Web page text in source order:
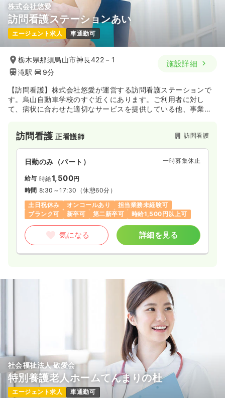
株式会社悠愛
訪問看護ステーションあい
エージェント求人 車通勤可
栃木県那須烏山市神長422－1
滝駅
9分
施設詳細
【訪問看護】株式会社悠愛が運営する訪問看護ステーションで
す。烏山自動車学校のすぐ近くにあります。ご利用者に対し
て、病状に合わせた適切なサービスを提供している他、事業所
訪問看護正看護師 訪問看護
日勤のみ（パート） 一時募集休止
給与 時給1,500円
時間 8:30～17:30 （休憩60分）
土日祝休み
オンコールあり
担当業務未経験可
ブランク可
新卒可 第二新卒可 時給1,500円以上可
気になる 詳細を見る
社会福祉法人 敬愛会
特別養護老人ホームてんまりの杜
エージェント求人 車通勤可